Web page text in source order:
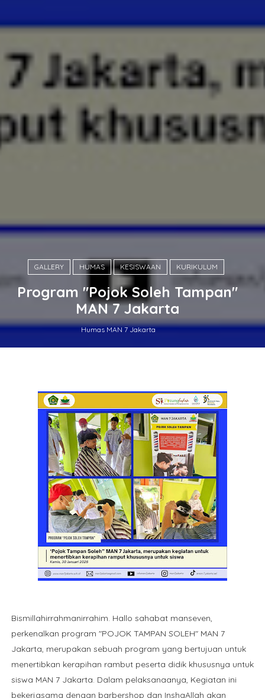
GALLERY HUMAS KESISWAAN KURIKULUM
Program "Pojok Soleh Tampan"
MAN 7 Jakarta
Humas MAN 7 Jakarta
Bismillahirrahmanirrahim. Hallo sahabat manseven,
perkenalkan program "POJOK TAMPAN SOLEH" MAN 7
Jakarta, merupakan sebuah program yang bertujuan untuk
menertibkan kerapihan rambut peserta didik khususnya untuk
siswa MAN 7 Jakarta. Dalam pelaksanaanya, Kegiatan ini
bekerjasama dengan barbershop dan InshaAllah akan